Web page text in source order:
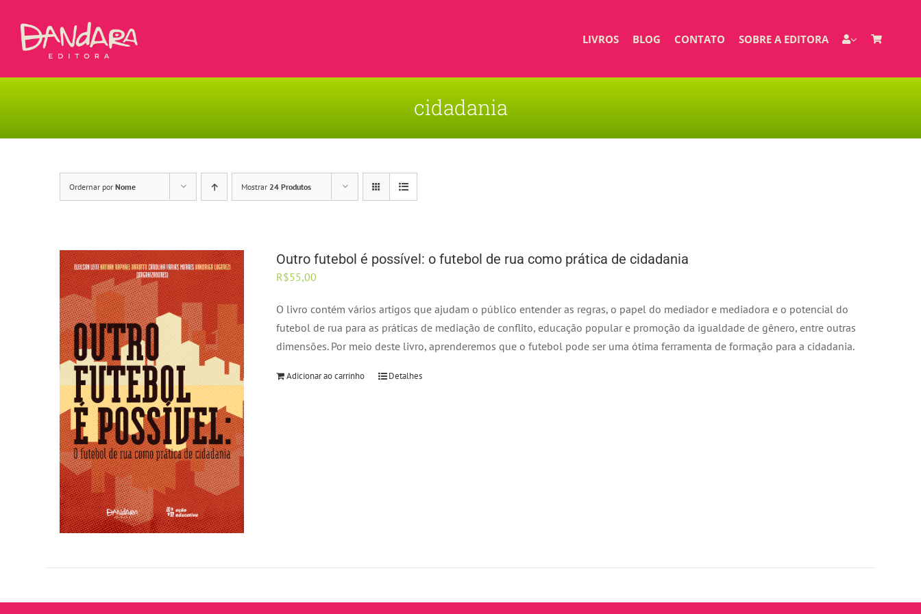
LIVROS BLOG CONTATO SOBRE A EDITORA
cidadania
Ordernar por Nome Mostrar 24 Produtos
Outro futebol é possível: o futebol de rua como prática de cidadania
R$55,00
O livro contém vários artigos que ajudam o público entender as regras, o papel do mediador e mediadora e o potencial do
futebol de rua para as práticas de mediação de conflito, educação popular e promoção da igualdade de gênero, entre outras
dimensões. Por meio deste livro, aprenderemos que o futebol pode ser uma ótima ferramenta de formação para a cidadania.
Adicionar ao carrinho Detalhes